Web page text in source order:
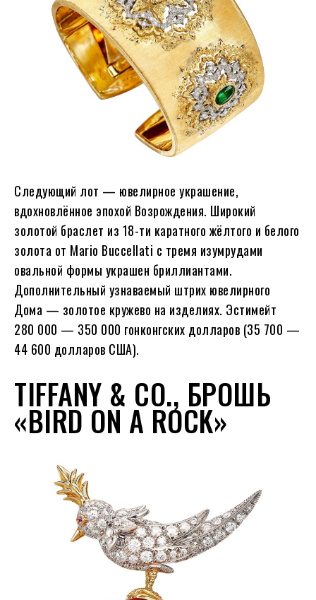
Следующий лот — ювелирное украшение,
вдохновлённое эпохой Возрождения. Широкий
золотой браслет из 18-ти каратного жёлтого и белого
золота от Mario Buccellati с тремя изумрудами
овальной формы украшен бриллиантами.
Дополнительный узнаваемый штрих ювелирного
Дома — золотое кружево на изделиях. Эстимейт
280 000 — 350 000 гонконгских долларов (35 700 —
44 600 долларов США).
TIFFANY & CO., БРОШЬ
«BIRD ON A ROCK»